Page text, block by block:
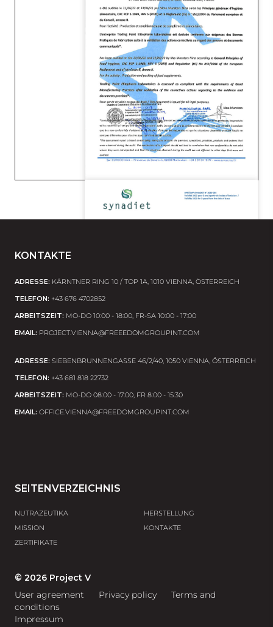
Managementsystem ISO 22000
GMP- und HACCP-Managementsystem für
KONTAKTE
ADRESSE: KÄRNTNER RING 10 / TOP 1A, 1010 VIENNA, ÖSTERREICH
TELEFON: +43 676 4702852
ARBEITSZEIT: MO-DO 10:00 - 18:00, FR-SA 10:00 - 17:00
EMAIL: PROJECT.VIENNA@FREEEDOMGROUPINT.COM
ADRESSE: SIEBENBRUNNENGASSE 46/2/40, 1050 VIENNA, ÖSTERREICH
TELEFON: +43 681 818 22732
ARBEITSZEIT: MO-DO 08:00 - 17:00, FR 8:00 - 15:30
EMAIL: OFFICE.VIENNA@FREEDOMGROUPINT.COM
SEITENVERZEICHNIS
NUTRAZEUTIKA
MISSION
ZERTIFIKATE
HERSTELLUNG
KONTAKTE
© 2026 Project V
User agreement
Privacy policy
Terms and
conditions
Impressum